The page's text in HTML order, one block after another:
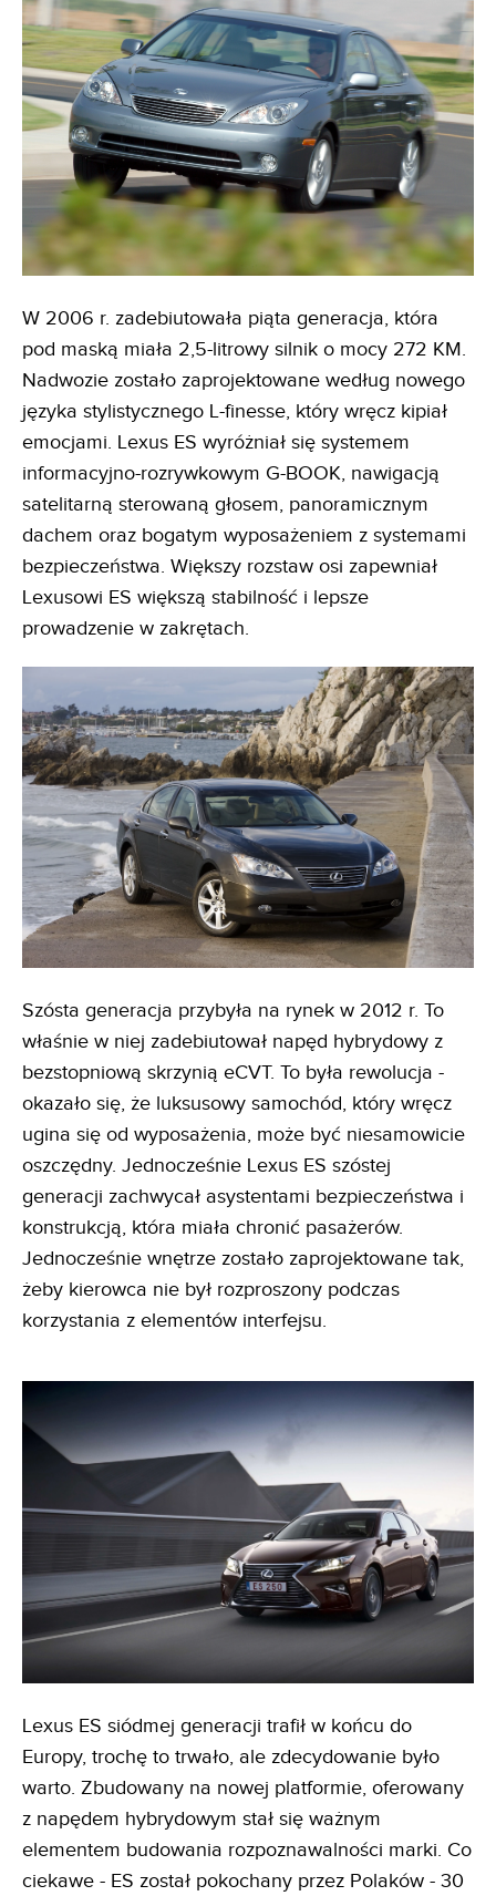
W 2006 r. zadebiutowała piąta generacja, która
pod maską miała 2,5-litrowy silnik o mocy 272 KM.
Nadwozie zostało zaprojektowane według nowego
języka stylistycznego L-finesse, który wręcz kipiał
emocjami. Lexus ES wyróżniał się systemem
informacyjno-rozrywkowym G-BOOK, nawigacją
satelitarną sterowaną głosem, panoramicznym
dachem oraz bogatym wyposażeniem z systemami
bezpieczeństwa. Większy rozstaw osi zapewniał
Lexusowi ES większą stabilność i lepsze
prowadzenie w zakrętach.
Szósta generacja przybyła na rynek w 2012 r. To
właśnie w niej zadebiutował napęd hybrydowy z
bezstopniową skrzynią eCVT. To była rewolucja -
okazało się, że luksusowy samochód, który wręcz
ugina się od wyposażenia, może być niesamowicie
oszczędny. Jednocześnie Lexus ES szóstej
generacji zachwycał asystentami bezpieczeństwa i
konstrukcją, która miała chronić pasażerów.
Jednocześnie wnętrze zostało zaprojektowane tak,
żeby kierowca nie był rozproszony podczas
korzystania z elementów interfejsu.
Lexus ES siódmej generacji trafił w końcu do
Europy, trochę to trwało, ale zdecydowanie było
warto. Zbudowany na nowej platformie, oferowany
z napędem hybrydowym stał się ważnym
elementem budowania rozpoznawalności marki. Co
ciekawe - ES został pokochany przez Polaków - 30